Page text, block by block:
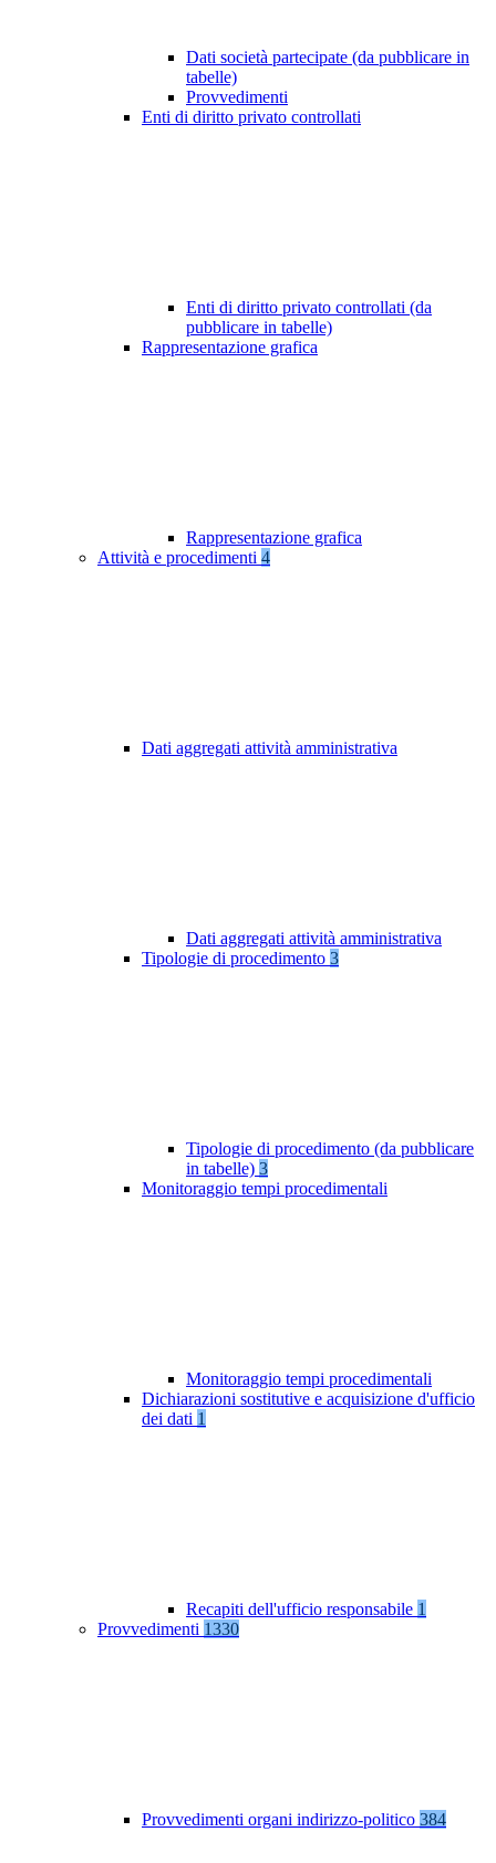
Dati società partecipate (da pubblicare in
tabelle)
Provvedimenti
Enti di diritto privato controllati
Enti di diritto privato controllati (da
pubblicare in tabelle)
Rappresentazione grafica
Rappresentazione grafica
Attività e procedimenti 4
Dati aggregati attività amministrativa
Dati aggregati attività amministrativa
Tipologie di procedimento 3
Tipologie di procedimento (da pubblicare
in tabelle) 3
Monitoraggio tempi procedimentali
Monitoraggio tempi procedimentali
Dichiarazioni sostitutive e acquisizione d'ufficio
dei dati 1
Recapiti dell'ufficio responsabile 1
Provvedimenti 1330
Provvedimenti organi indirizzo-politico 384